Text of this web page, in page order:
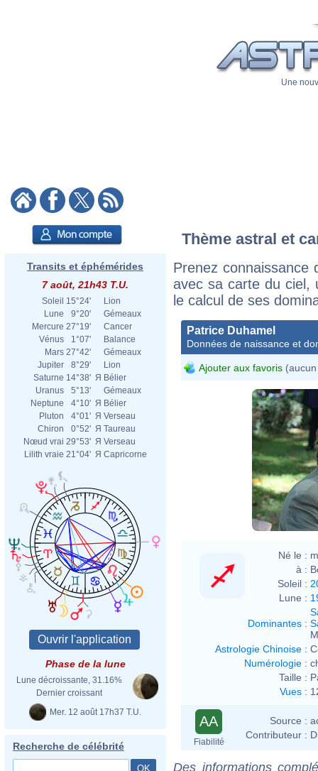
Une
Transits et éphémérides
7 août, 21h43 T.U.
Soleil 15°24'
Lion
Lune
9°20'
Gémeaux
Mercure 27°19'
Cancer
Vénus
1°07'
Balance
Mars 27°42'
Gémeaux
Jupiter
8°29'
Lion
Saturne 14°38' Я Bélier
Uranus
5°13'
Gémeaux
Neptune
4°10' Я Bélier
Pluton
4°01' Я Verseau
Chiron
0°52' Я Taureau
Nœud vrai 29°53' Я Verseau
Lilith vraie 21°04' Я Capricorne
Phase de la lune
Lune décroissante, 31.16%
Dernier croissant
Mer. 12 août 17h37 T.U.
Recherche de célébrité
Thème astral et
Prenez connaissance
avec sa carte du ciel,
le calcul de ses
Patrice Duhamel
Données de naissance et
Ajouter aux favoris
Né le :
à :
Soleil :
Lune :
Dominantes :
Astrologie Chinoise :
Numérologie :
Taille :
Vues :
AA
Fiabilité
Source :
Contributeur :
Des informations